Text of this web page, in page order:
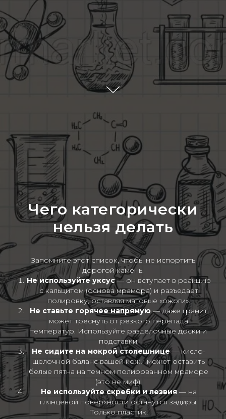
Чего категорически
нельзя делать
Запомните этот список, чтобы не испортить
дорогой камень.
Не используйте уксус— он вступает в реакцию
с кальцитом (основа мрамора) и разъедает
полировку, оставляя матовые «ожоги».
Не ставьте горячее напрямую— даже гранит
может треснуть от резкого перепада
температур. Используйте разделочные доски и
подставки.
Не сидите на мокрой столешнице— кисло-
щелочной баланс вашей кожи может оставить
белые пятна на темном полированном мраморе
(это не миф).
Не используйте скребки и лезвия— на
глянцевой поверхности останутся задиры.
Только пластик!